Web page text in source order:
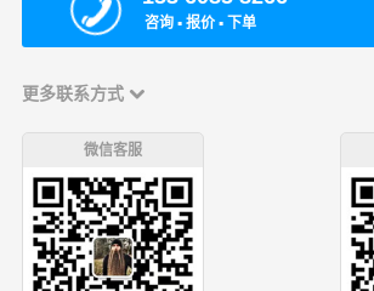
咨询 ▪ 报价 ▪ 下单
更多联系方式
微信客服